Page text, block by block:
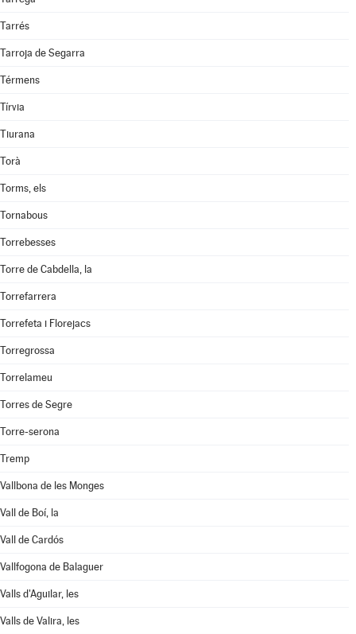
Tarrés
Tarroja de Segarra
Térmens
Tírvia
Tiurana
Torà
Torms, els
Tornabous
Torrebesses
Torre de Cabdella, la
Torrefarrera
Torrefeta i Florejacs
Torregrossa
Torrelameu
Torres de Segre
Torre-serona
Tremp
Vallbona de les Monges
Vall de Boí, la
Vall de Cardós
Vallfogona de Balaguer
Valls d'Aguilar, les
Valls de Valira, les